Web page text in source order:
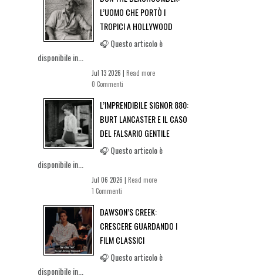
L’UOMO CHE PORTÒ I
TROPICI A HOLLYWOOD
🎧 Questo articolo è
disponibile in...
Jul 13 2026 | Read more
0 Commenti
L’IMPRENDIBILE SIGNOR 880:
BURT LANCASTER E IL CASO
DEL FALSARIO GENTILE
🎧 Questo articolo è
disponibile in...
Jul 06 2026 | Read more
1 Commenti
DAWSON’S CREEK:
CRESCERE GUARDANDO I
FILM CLASSICI
🎧 Questo articolo è
disponibile in...